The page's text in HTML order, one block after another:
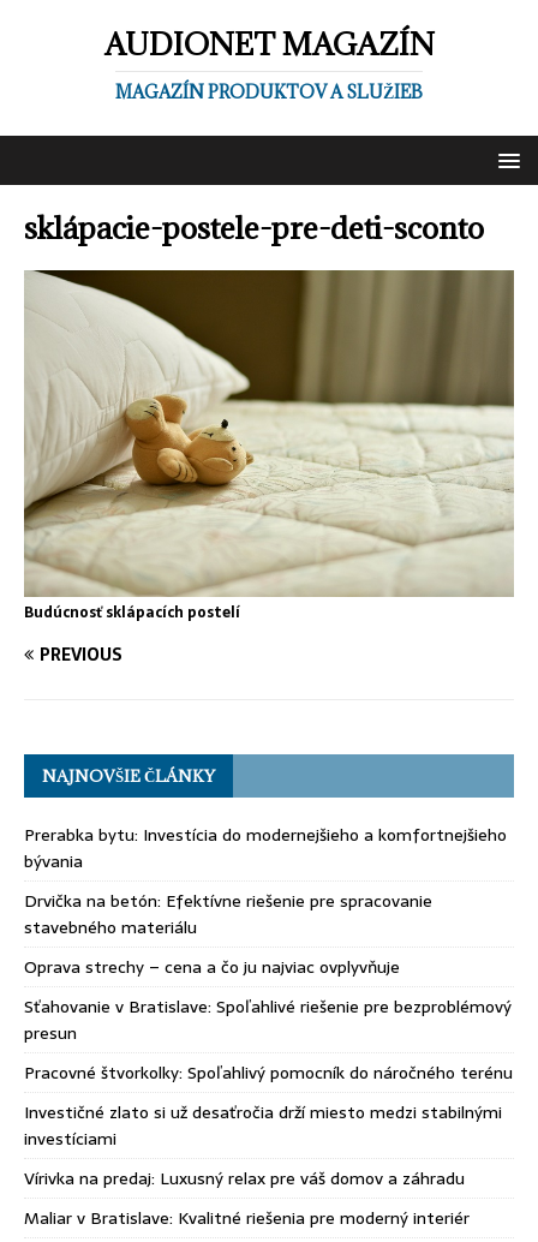
AUDIONET MAGAZÍN
MAGAZÍN PRODUKTOV A SLUŽIEB
sklápacie-postele-pre-deti-sconto
Budúcnosť sklápacích postelí
PREVIOUS
NAJNOVŠIE ČLÁNKY
Prerabka bytu: Investícia do modernejšieho a komfortnejšieho
bývania
Drvička na betón: Efektívne riešenie pre spracovanie
stavebného materiálu
Oprava strechy – cena a čo ju najviac ovplyvňuje
Sťahovanie v Bratislave: Spoľahlivé riešenie pre bezproblémový
presun
Pracovné štvorkolky: Spoľahlivý pomocník do náročného terénu
Investičné zlato si už desaťročia drží miesto medzi stabilnými
investíciami
Vírivka na predaj: Luxusný relax pre váš domov a záhradu
Maliar v Bratislave: Kvalitné riešenia pre moderný interiér